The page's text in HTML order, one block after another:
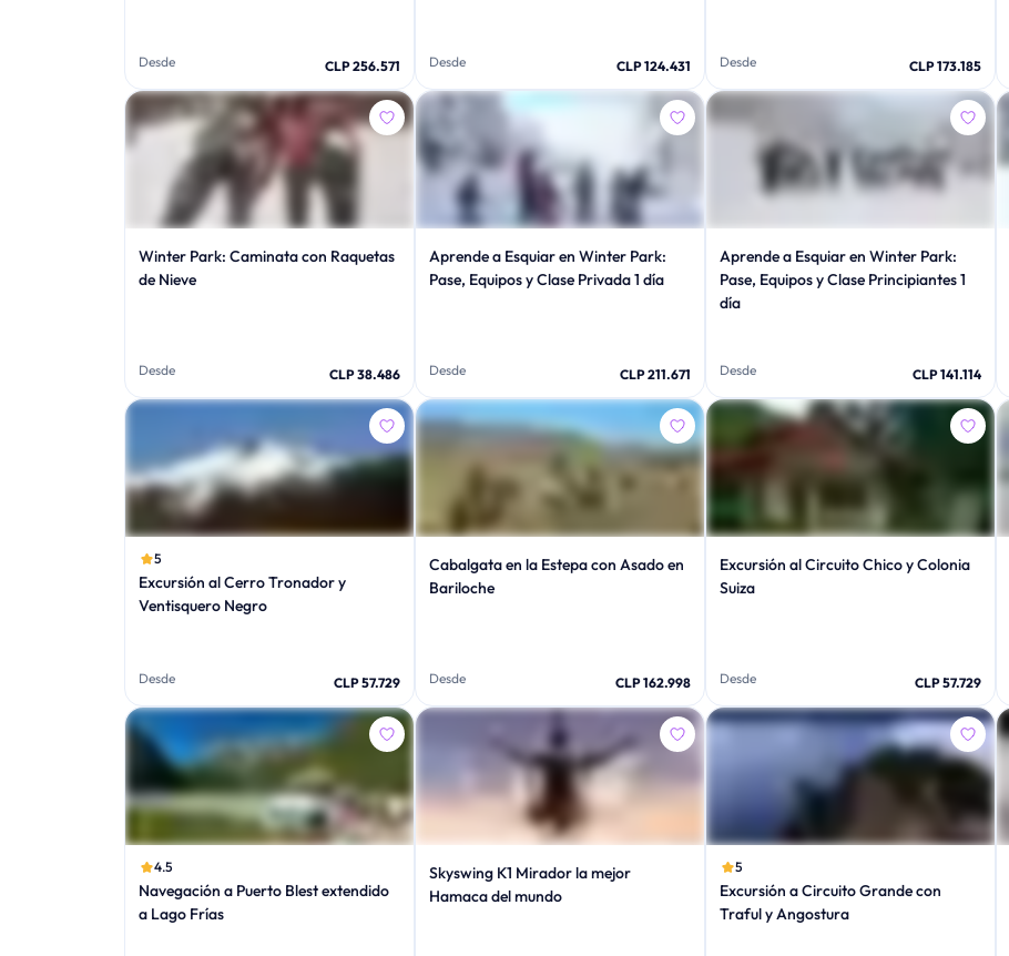
Desde CLP 256.571 Desde CLP 124.431 Desde CLP 173.185
Winter Park: Caminata con Raquetas
de Nieve
Desde CLP 38.486
Aprende a Esquiar en Winter Park:
Pase, Equipos y Clase Privada 1 día
Desde CLP 211.671
Aprende a Esquiar en Winter Park:
Pase, Equipos y Clase Principiantes 1
día
Desde CLP 141.114
5
Excursión al Cerro Tronador y
Ventisquero Negro
Desde CLP 57.729
Cabalgata en la Estepa con Asado en
Bariloche
Desde CLP 162.998
Excursión al Circuito Chico y Colonia
Suiza
Desde CLP 57.729
4.5
Navegación a Puerto Blest extendido
a Lago Frías
Skyswing K1 Mirador la mejor
Hamaca del mundo
5
Excursión a Circuito Grande con
Traful y Angostura